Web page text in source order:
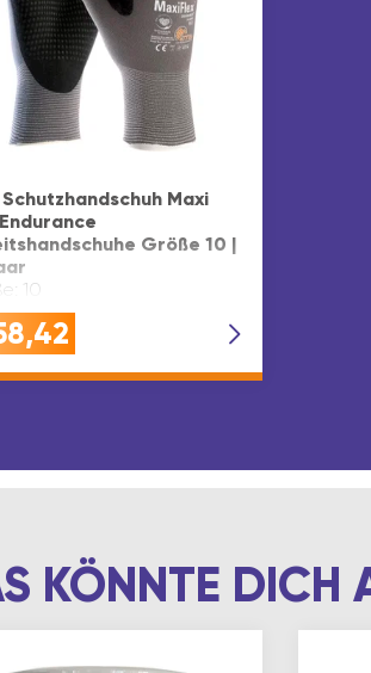
Maxi
Größe 10 |
10
KÖNNTE DICH